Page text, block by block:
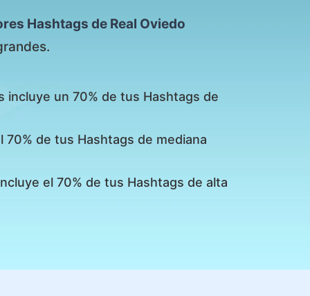
Hashtags de Real Oviedo
un 70% de tus Hashtags de
de tus Hashtags de mediana
el 70% de tus Hashtags de alta